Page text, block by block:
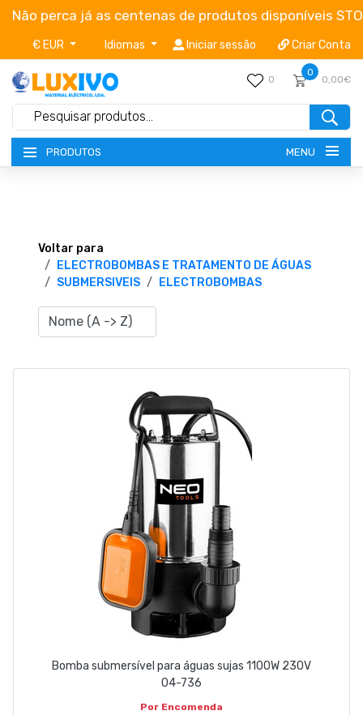
Não perca já as centenas de produtos disponíveis
€ EUR Idiomas Iniciar sessão Criar Conta
0
0
0,00€
PRODUTOS MENU
TERMOS E CONDIÇÕES
CATÁLOGOS
CAMPANHAS
EMPRESA
geral@luxivo.pt
Voltar para
ELECTROBOMBAS E TRATAMENTO DE ÁGUAS
SUBMERSIVEIS
ELECTROBOMBAS
Bomba submersível para águas sujas 1100W 230V
04-736
Por Encomenda